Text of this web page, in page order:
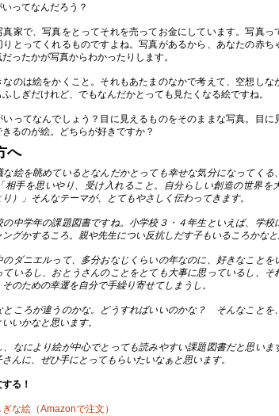
ってなんだろう？
真家で、写真をとってそれを売ってお金にしています。写真っ
とってくれるものですよね。写真があるから、あなたの赤ち
ったかが写真からわかったりします。
なのは絵をかくこと。それもあたまのなかで考えて、空想しな
しぎだけれど、でもなんだかとっても見たくなる絵ですね。
いってなんでしょう？目に見えるものをそのままな写真。目に
るのが絵。どちらが好きですか？
へ
な絵を眺めているとなんだかとっても幸せな気分になってくる
相手を思いやり、受け入れること。自分らしい創造の世界を
）」そんなテーマが、とてもやさしく伝わってきます。
の中学年の課題図書ですね。小学校３・４年生といえば、学校
グかするころ。親や先生につい反抗しだす子もいるころかなと
のダニエルって、多分おなじくらいの年なのに、好きなことを
ているし、おとうさんのことをとても大事に思っているし、そ
のための幸運を自分で手繰り寄せてしまうし。
ところが違うのかな。どうすればいいのかな？ そんなことを
いかなと思います。
、なにより絵が中心でとっても読みやすい課題図書だと思いま
んに、ぜひ手にとってもらいたいなぁと思います。
る！
な絵（Amazonで注文）